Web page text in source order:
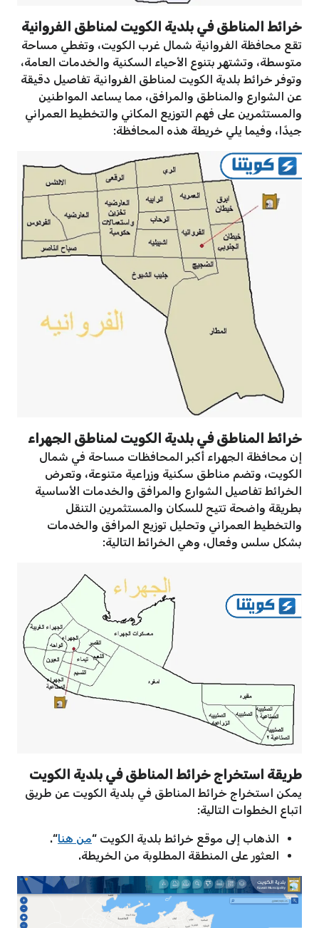
خرائط المناطق في بلدية الكويت لمناطق الفروانية
تقع محافظة الفروانية شمال غرب الكويت، وتغطي مساحة
متوسطة، وتشتهر بتنوع الأحياء السكنية والخدمات العامة،
وتوفر خرائط بلدية الكويت لمناطق الفروانية تفاصيل دقيقة
عن الشوارع والمناطق والمرافق، مما يساعد المواطنين
والمستثمرين على فهم التوزيع المكاني والتخطيط العمراني
جيدًا، وفيما يلي خريطة هذه المحافظة:
خرائط المناطق في بلدية الكويت لمناطق الجهراء
إن محافظة الجهراء أكبر المحافظات مساحة في شمال
الكويت، وتضم مناطق سكنية وزراعية متنوعة، وتعرض
الخرائط تفاصيل الشوارع والمرافق والخدمات الأساسية
بطريقة واضحة تتيح للسكان والمستثمرين التنقل
والتخطيط العمراني وتحليل توزيع المرافق والخدمات
بشكل سلس وفعال، وهي الخرائط التالية:
طريقة استخراج خرائط المناطق في بلدية الكويت
يمكن استخراج خرائط المناطق في بلدية الكويت عن طريق
اتباع الخطوات التالية:
الذهاب إلى موقع خرائط بلدية الكويت “من هنا“.
العثور على المنطقة المطلوبة من الخريطة.